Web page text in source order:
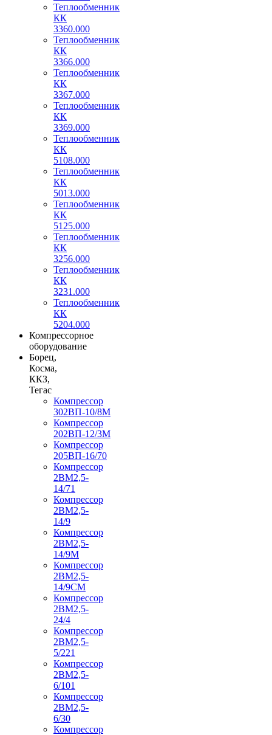
Теплообменник
КК
3360.000
Теплообменник
КК
3366.000
Теплообменник
КК
3367.000
Теплообменник
КК
3369.000
Теплообменник
КК
5108.000
Теплообменник
КК
5013.000
Теплообменник
КК
5125.000
Теплообменник
КК
3256.000
Теплообменник
КК
3231.000
Теплообменник
КК
5204.000
Компрессорное
оборудование
Борец,
Косма,
ККЗ,
Тегас
Компрессор
302ВП-10/8М
Компрессор
202ВП-12/3М
Компрессор
205ВП-16/70
Компрессор
2ВМ2,5-
14/71
Компрессор
2ВМ2,5-
14/9
Компрессор
2ВМ2,5-
14/9М
Компрессор
2ВМ2,5-
14/9СМ
Компрессор
2ВМ2,5-
24/4
Компрессор
2ВМ2,5-
5/221
Компрессор
2ВМ2,5-
6/101
Компрессор
2ВМ2,5-
6/30
Компрессор